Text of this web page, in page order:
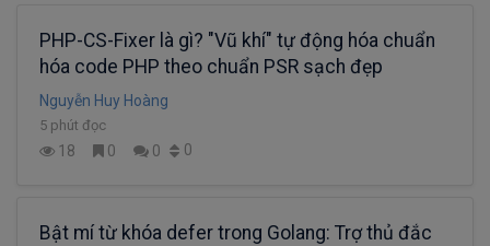
PHP-CS-Fixer là gì? "Vũ khí" tự động hóa chuẩn
hóa code PHP theo chuẩn PSR sạch đẹp
Nguyễn Huy Hoàng
5 phút đọc
18 0 0 0
Bật mí từ khóa defer trong Golang: Trợ thủ đắc